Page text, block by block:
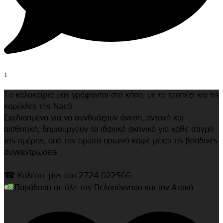
1
Τα καλοκαίρια μας γράφονται στο κήπο, με το τραπέζι και τις
καρέκλες της Nardi.
Σχεδιασμένα για να συνδυάζουν άνεση, αντοχή και
αισθητική, δημιουργούν το ιδανικό σκηνικό για κάθε στιγμή
της ημέρας, από τον πρώτο πρωινό καφέ μέχρι τις βραδινές
συγκεντρώσεις.
☎ Καλέστε μας στο 2724 022566
Παράδοση σε όλη την Πελοπόννησο και την Αττική